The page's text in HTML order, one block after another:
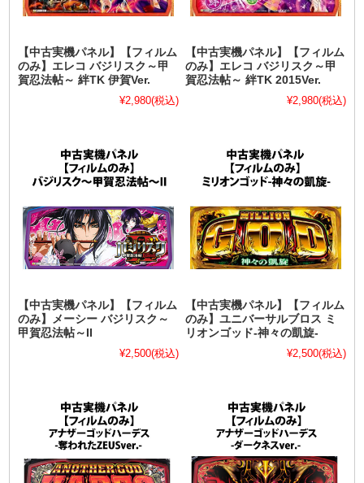
【中古実機パネル】【フィルム
のみ】エレコ バジリスク～甲
賀忍法帖～ 絆TK 伊賀Ver.
¥2,980(税込)
【中古実機パネル】【フィルム
のみ】エレコ バジリスク～甲
賀忍法帖～ 絆TK 2015Ver.
¥2,980(税込)
【中古実機パネル】【フィルム
のみ】メーシー バジリスク～
甲賀忍法帖～II
¥2,500(税込)
【中古実機パネル】【フィルム
のみ】ユニバーサルブロス ミ
リオンゴッド-神々の凱旋-
¥2,500(税込)